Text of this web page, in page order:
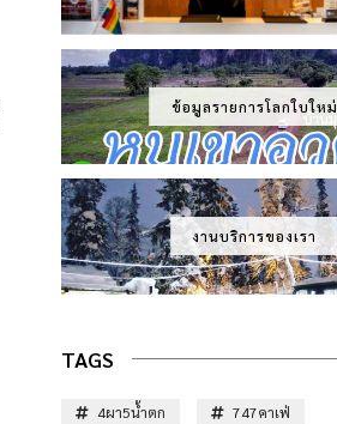
ข้อมูลรายการโลกใบใหม่
งานบริการของเรา
TAGS
4ผา5น้ำตก
747คาเฟ่